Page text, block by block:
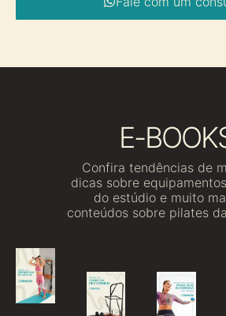
E-
Confira tendências de
dicas sobre
do estúdio e muito
conteúdos sobre pilates